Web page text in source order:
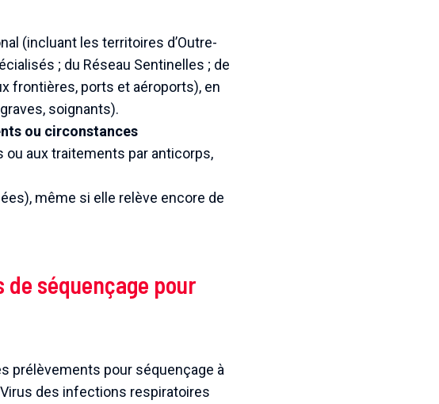
(incluant les territoires d’Outre-
; du Réseau Sentinelles ; de
frontières, ports et aéroports), en
soignants).
ou circonstances
aux traitements par anticorps,
même si elle relève encore de
séquençage pour
prélèvements pour séquençage à
des infections respiratoires